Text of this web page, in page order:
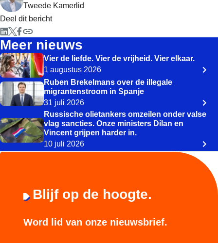
Tweede Kamerlid
Deel dit bericht
Meer nieuws
Vier de liefde. Vier de vrijheid. Vier elkaar.
1 augustus 2026
Ruben Brekelmans over de illegale
migrantenstroom in Spanje
31 juli 2026
Russische olietankers omzeilen onder valse
vlag sancties. Onze ministers Dilan en
Vincent grijpen harder in.
10 juli 2026
Blijf op de hoogte.
Word lid van onze nieuwsbrief.